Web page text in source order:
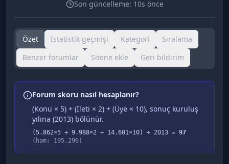
Son güncelleme: 10s önce
Özet İstatistik geçmişi Kategori
Sıralama
Benzer forumlar
Sitene ekle Geri bildirim
Forum skoru nasıl hesaplanır?
(Konu × 5) + (İleti × 2) + (Üye × 10), sonuç kuruluş
yılına (2013) bölünür.
(5.862×5 + 9.988×2 + 14.601×10) ÷ 2013 = 97
(ham: 195.296)